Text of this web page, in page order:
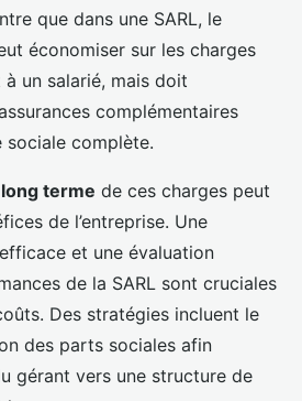
que dans une SARL, le
économiser sur les charges
un salarié, mais doit
complémentaires
sociale complète.
terme de ces charges peut
de l’entreprise. Une
et une évaluation
de la SARL sont cruciales
Des stratégies incluent le
des parts sociales afin
gérant vers une structure de